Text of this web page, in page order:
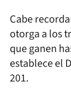
Cabe
otorga a los
que ganen
establece el
201.